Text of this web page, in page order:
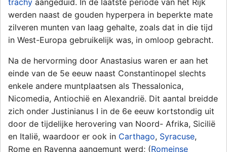
trachy aangeduid. In de laatste periode van het Rijk
werden naast de gouden hyperpera in beperkte mate
zilveren munten van laag gehalte, zoals dat in die tijd
in West-Europa gebruikelijk was, in omloop gebracht.
Na de hervorming door Anastasius waren er aan het
einde van de 5e eeuw naast Constantinopel slechts
enkele andere muntplaatsen als Thessalonica,
Nicomedia, Antiochië en Alexandrië. Dit aantal breidde
zich onder Justinianus I in de 6e eeuw kortstondig uit
door de tijdelijke herovering van Noord- Afrika, Sicilië
en Italië, waardoor er ook in Carthago, Syracuse,
Rome en Ravenna aangemunt werd; (Romeinse